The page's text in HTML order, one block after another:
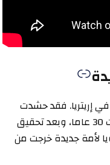
إريتريا. فقد حشدت
الشعب خلال حرب التحرير التي استمرت 30 عاما، وبعد تحقيق
لأمة جديدة خرجت من